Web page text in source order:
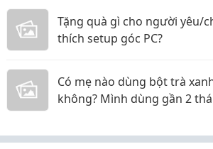
Tặng quà gì cho người yêu/
thích setup góc PC?
Có mẹ nào dùng bột trà
không? Mình dùng gần 2